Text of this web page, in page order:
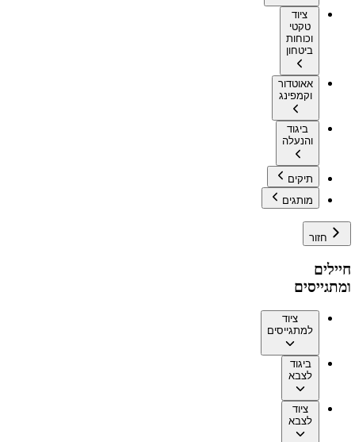
ציוד
טקטי
וכוחות
ביטחון
אאוטדור
וקמפינג
ביגוד
והנעלה
תיקים
מותגים
חזור
חיילים
ומתגייסים
ציוד
למתגייסים
ביגוד
לצבא
ציוד
לצבא